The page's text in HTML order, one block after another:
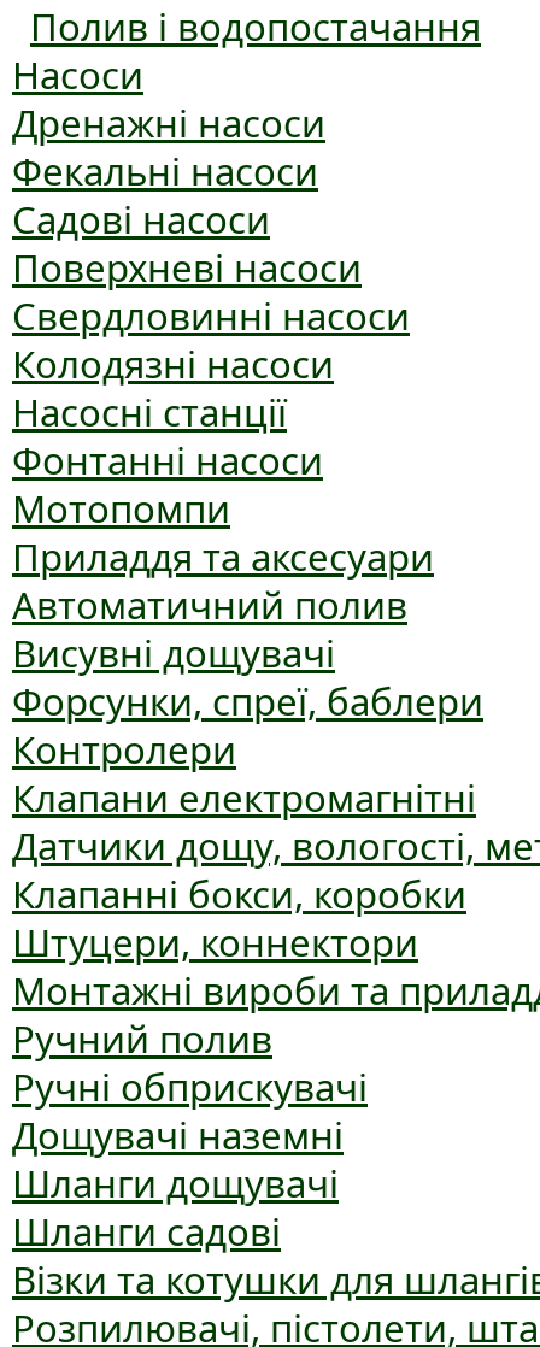
Полив і водопостачання
Насоси
Дренажні насоси
Фекальні насоси
Садові насоси
Поверхневі насоси
Свердловинні насоси
Колодязні насоси
Насосні станції
Фонтанні насоси
Мотопомпи
Приладдя та аксесуари
Автоматичний полив
Висувні дощувачі
Форсунки, спреї, баблери
Контролери
Клапани електромагнітні
Датчики дощу, вологості,
Клапанні бокси, коробки
Штуцери, коннектори
Монтажні вироби та
Ручний полив
Ручні обприскувачі
Дощувачі наземні
Шланги дощувачі
Шланги садові
Візки та котушки для
Розпилювачі, пістолети,